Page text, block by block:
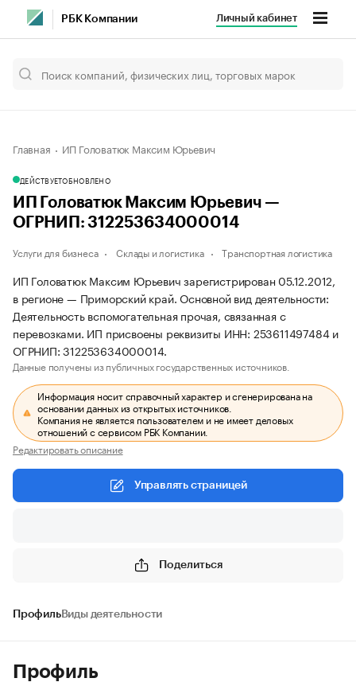
РБК Компании Личный кабинет
Главная ИП Головатюк Максим Юрьевич
ДЕЙСТВУЕТОБНОВЛЕНО
ИП Головатюк Максим Юрьевич —
ОГРНИП: 312253634000014
Услуги для бизнеса Склады и логистика Транспортная логистика
ИП Головатюк Максим Юрьевич зарегистрирован 05.12.2012,
в регионе — Приморский край. Основной вид деятельности:
Деятельность вспомогательная прочая, связанная с
перевозками. ИП присвоены реквизиты ИНН: 253611497484 и
ОГРНИП: 312253634000014.
Данные получены из публичных государственных источников.
Информация носит справочный характер и сгенерирована на
основании данных из открытых источников.
Компания не является пользователем и не имеет деловых
отношений с сервисом РБК Компании.
Редактировать описание
Управлять страницей
Поделиться
ПрофильВиды деятельности
Профиль